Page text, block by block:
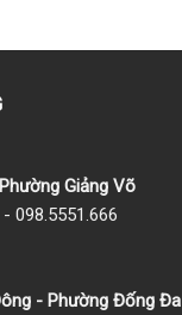
Giảng Võ
098.5551.666
- Phường Đống Đa